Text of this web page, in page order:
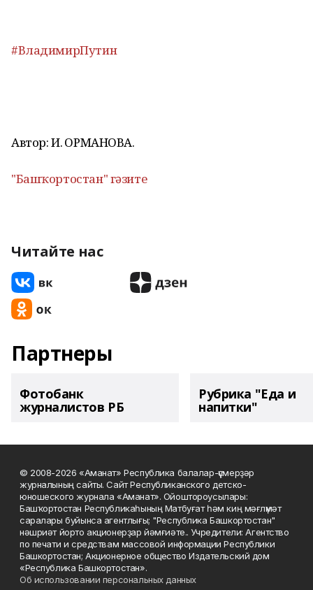
#ВладимирПутин
Автор: И. ҠОРМАНОВА.
"Башҡортостан" гәзите
Читайте нас
Партнеры
Фотобанк
журналистов РБ
Рубрика "Еда и
напитки"
© 2008-2026 «Аманат» Республика балалар-үҫмерҙәр
журналының сайты. Сайт Республиканского детско-
юношеского журнала «Аманат». Ойоштороусылары:
Башҡортостан Республикаһының Матбуғат һәм киң мәғлүмәт
саралары буйынса агентлығы; "Республика Башкортостан"
нәшриәт йорто акционерҙар йәмғиәте.. Учредители: Агентство
по печати и средствам массовой информации Республики
Башкортостан; Акционерное общество Издательский дом
«Республика Башкортостан».
Об использовании персональных данных